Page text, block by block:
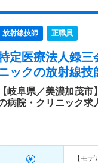
放射線技師 正職員
定医療法人録三
ックの放射線技
【岐阜県／美濃加茂
病院・クリニック求
【モデ